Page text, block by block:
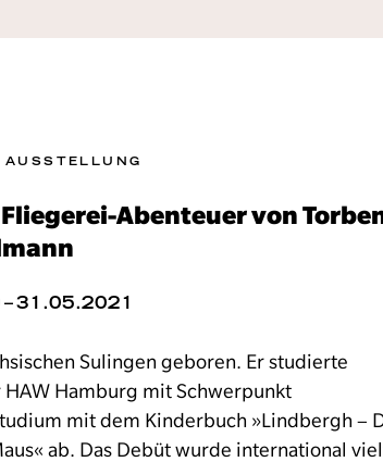
AUSSTELLUNG
Abenteuer von
31.05.2021
Sulingen geboren. Er studierte
Hamburg mit Schwerpunkt
mit dem Kinderbuch »Lindbergh –
ab. Das Debüt wurde international